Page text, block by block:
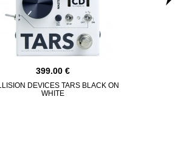
399.00
DEVICES TARS BLACK ON
WHITE